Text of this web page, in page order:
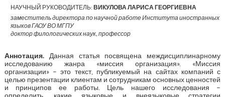
НАУЧНЫЙ РУКОВОДИТЕЛЬ:ВИКУЛОВА ЛАРИСА ГЕОРГИЕВНА
заместитель директора по научной работе Института иностранных
языков ГАОУ ВО МГПУ
доктор филологических наук, профессор
Аннотация.Данная статья посвящена междисциплинарному
исследованию жанра «миссия организация». «Миссия
организации» – это текст, публикуемый на сайтах компаний с
целью презентации клиентам и сотрудникам основных ценностей
и принципов ее работы. Цель нашего исследования –
определить, какие языковые и внеязыковые стратегии